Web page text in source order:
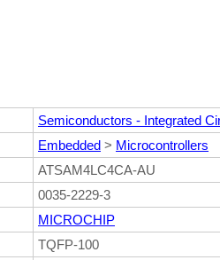
Semiconductors - Integrated
Embedded > Microcontrollers
ATSAM4LC4CA-AU
0035-2229-3
MICROCHIP
TQFP-100